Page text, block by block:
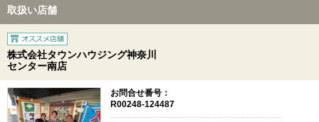
取扱い店舗
株式会社タウンハウジング神奈川
センター南店
お問合せ番号：
R00248-124487